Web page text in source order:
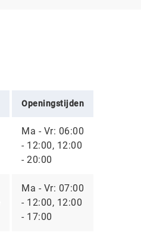
Openingstijden
Ma - Vr: 06:00
- 12:00, 12:00
- 20:00
Ma - Vr: 07:00
- 12:00, 12:00
- 17:00